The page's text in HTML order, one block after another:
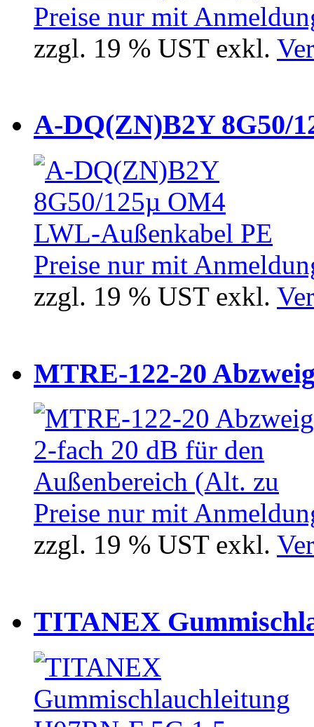
Preise nur mit
zzgl. 19 % UST exkl.
A-DQ(ZN)B2Y 8G50/
Preise nur mit
zzgl. 19 % UST exkl.
MTRE-122-20
Preise nur mit
zzgl. 19 % UST exkl.
TITANEX